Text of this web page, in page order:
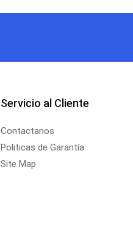
Servicio al Cliente
Contactanos
Politicas de Garantía
Site Map